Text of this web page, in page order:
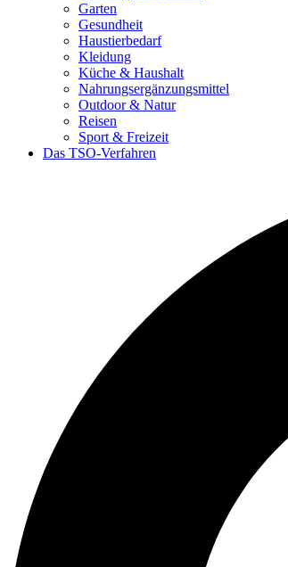
Garten
Gesundheit
Haustierbedarf
Kleidung
Küche & Haushalt
Nahrungsergänzungsmittel
Outdoor & Natur
Reisen
Sport & Freizeit
Das TSO-Verfahren